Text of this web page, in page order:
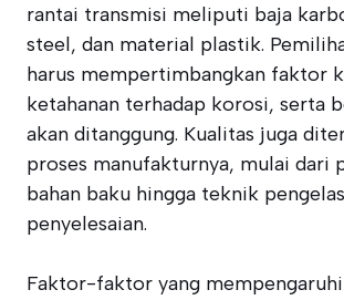
rantai transmisi meliputi baja
steel, dan material plastik.
harus mempertimbangkan faktor
ketahanan terhadap korosi, serta
akan ditanggung. Kualitas juga
proses manufakturnya, mulai dari
bahan baku hingga teknik
penyelesaian.
Faktor-faktor yang